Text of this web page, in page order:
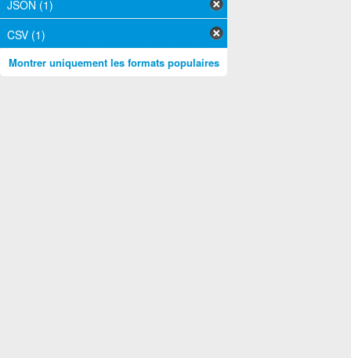
JSON (1)
CSV (1)
Montrer uniquement les formats populaires